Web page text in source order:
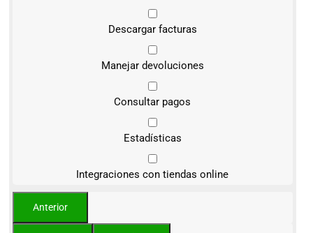
Descargar facturas
Manejar devoluciones
Consultar pagos
Estadísticas
Integraciones con tiendas online